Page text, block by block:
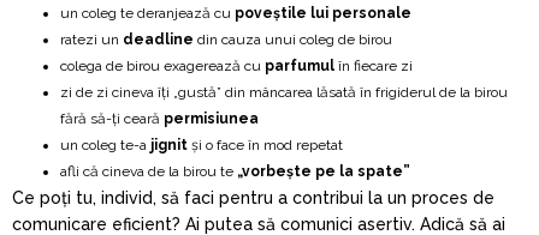
un coleg te deranjează cu poveștile lui personale
ratezi un deadline din cauza unui coleg de birou
colega de birou exagerează cu parfumul în fiecare zi
zi de zi cineva îți „gustă” din mâncarea lăsată în frigiderul de la birou
fără să-ți ceară permisiunea
un coleg te-a jignit și o face în mod repetat
afli că cineva de la birou te „vorbește pe la spate”
Ce poți tu, individ, să faci pentru a contribui la un proces de
comunicare eficient? Ai putea să comunici asertiv. Adică să ai